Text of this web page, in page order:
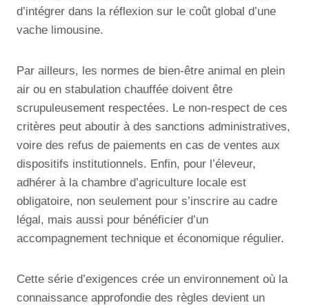
d’intégrer dans la réflexion sur le coût global d’une
vache limousine.
Par ailleurs, les normes de bien-être animal en plein
air ou en stabulation chauffée doivent être
scrupuleusement respectées. Le non-respect de ces
critères peut aboutir à des sanctions administratives,
voire des refus de paiements en cas de ventes aux
dispositifs institutionnels. Enfin, pour l’éleveur,
adhérer à la chambre d’agriculture locale est
obligatoire, non seulement pour s’inscrire au cadre
légal, mais aussi pour bénéficier d’un
accompagnement technique et économique régulier.
Cette série d’exigences crée un environnement où la
connaissance approfondie des règles devient un